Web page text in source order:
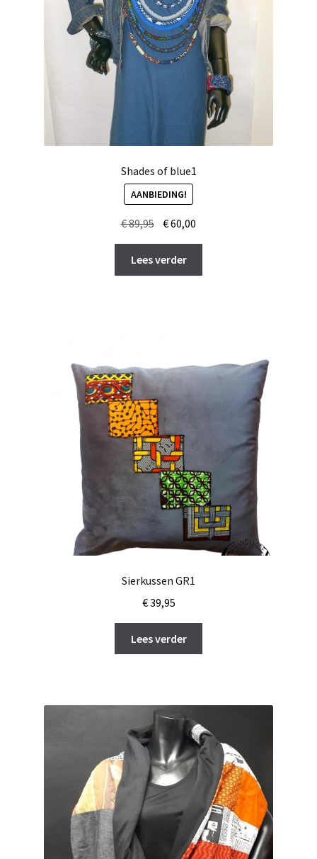
Shades of blue1
AANBIEDING!
€89,95 Oorspronkelijke
was:
€ 89,95.
€60,00
€ 60,00.
Lees verder
Sierkussen GR1
€39,95
Lees verder